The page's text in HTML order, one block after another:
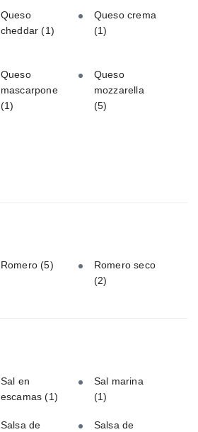
Queso
cheddar(1)
Queso crema
(1)
Queso
mascarpone
(1)
Queso
mozzarella
(5)
Romero(5)
Romero seco
(2)
Sal en
escamas(1)
Sal marina
(1)
Salsa de
Salsa de